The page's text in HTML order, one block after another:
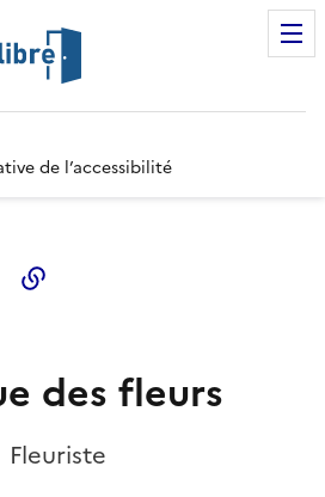
de l’accessibilité
Twitter)
Linkedin
des fleurs
Fleuriste